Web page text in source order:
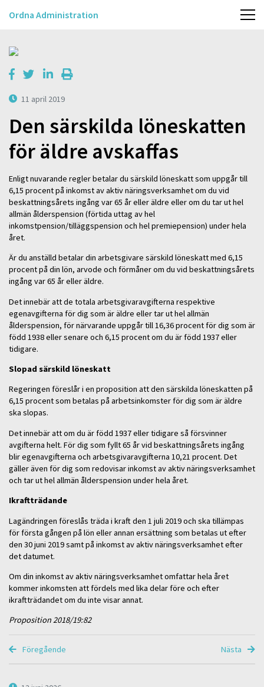
Ordna Administration
11 april 2019
Den särskilda löneskatten
för äldre avskaffas
Enligt nuvarande regler betalar du särskild löneskatt som uppgår till
6,15 procent på inkomst av aktiv näringsverksamhet om du vid
beskattningsårets ingång var 65 år eller äldre eller om du tar ut hel
allmän ålderspension (förtida uttag av hel
inkomstpension/tilläggspension och hel premiepension) under hela
året.
Är du anställd betalar din arbetsgivare särskild löneskatt med 6,15
procent på din lön, arvode och förmåner om du vid beskattningsårets
ingång var 65 år eller äldre.
Det innebär att de totala arbetsgivaravgifterna respektive
egenavgifterna för dig som är äldre eller tar ut hel allmän
ålderspension, för närvarande uppgår till 16,36 procent för dig som är
född 1938 eller senare och 6,15 procent om du är född 1937 eller
tidigare.
Slopad särskild löneskatt
Regeringen föreslår i en proposition att den särskilda löneskatten på
6,15 procent som betalas på arbetsinkomster för dig som är äldre
ska slopas.
Det innebär att om du är född 1937 eller tidigare så försvinner
avgifterna helt. För dig som fyllt 65 år vid beskattningsårets ingång
blir egenavgifterna och arbetsgivaravgifterna 10,21 procent. Det
gäller även för dig som redovisar inkomst av aktiv näringsverksamhet
och tar ut hel allmän ålderspension under hela året.
Ikraftträdande
Lagändringen föreslås träda i kraft den 1 juli 2019 och ska tillämpas
för första gången på lön eller annan ersättning som betalas ut efter
den 30 juni 2019 samt på inkomst av aktiv näringsverksamhet efter
det datumet.
Om din inkomst av aktiv näringsverksamhet omfattar hela året
kommer inkomsten att fördels med lika delar före och efter
ikraftträdandet om du inte visar annat.
Proposition 2018/19:82
Föregående Nästa